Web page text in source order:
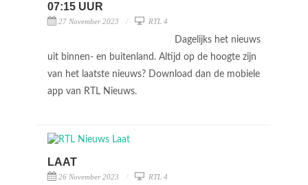
07:15 UUR
27 November 2023 RTL 4
Dagelijks het nieuws
uit binnen- en buitenland. Altijd op de hoogte zijn
van het laatste nieuws? Download dan de mobiele
app van RTL Nieuws.
LAAT
26 November 2023 RTL 4